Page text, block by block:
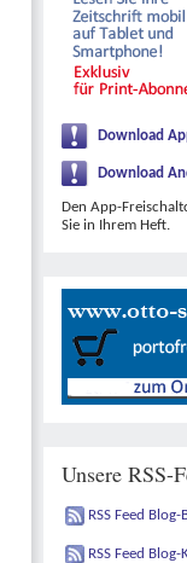
Download
Download
Den App-
Sie in Ihrem Heft.
Unsere RSS-
RSS Feed
RSS Feed